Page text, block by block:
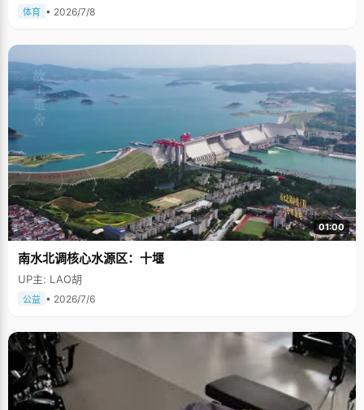
体育 • 2026/7/8
01:00
南水北调核心水源区：十堰
UP主: LAO胡
公益 • 2026/7/6